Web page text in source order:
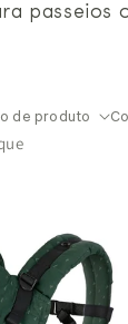
passeios
de produto